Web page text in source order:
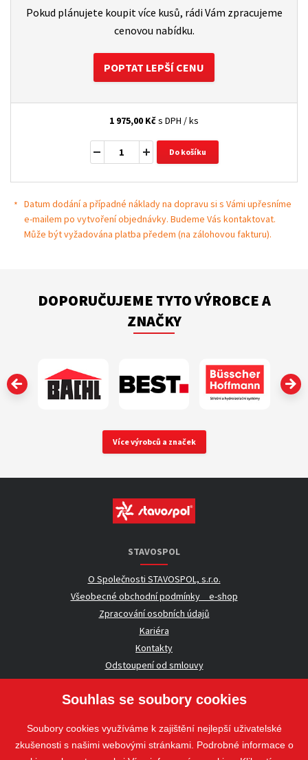
Pokud plánujete koupit více kusů, rádi Vám zpracujeme
cenovou nabídku.
POPTAT LEPŠÍ CENU
1 975,00 Kčs DPH / ks
Do košíku
Datum dodání a případné náklady na dopravu si s Vámi upřesníme
e-mailem po vytvoření objednávky. Budeme Vás kontaktovat.
Může být vyžadována platba předem (na zálohovou fakturu).
DOPORUČUJEME TYTO VÝROBCE A
ZNAČKY
‹
Více výrobců a značek
STAVOSPOL
O Společnosti STAVOSPOL, s.r.o.
Všeobecné obchodní podmínky _ e-shop
Zpracování osobních údajů
Kariéra
Kontakty
Odstoupení od smlouvy
UŽITEČNÉ INFORMACE
Nezávazná poptávka
Whistleblowing
Souhlas se soubory cookies
Soubory cookies využíváme k zajištění nejlepší uživatelské
zkušenosti s našimi webovými stránkami. Podrobné informace o